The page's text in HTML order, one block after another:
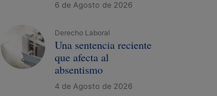
6 de Agosto de 2026
Derecho Laboral
Una sentencia reciente
que afecta al
absentismo
4 de Agosto de 2026